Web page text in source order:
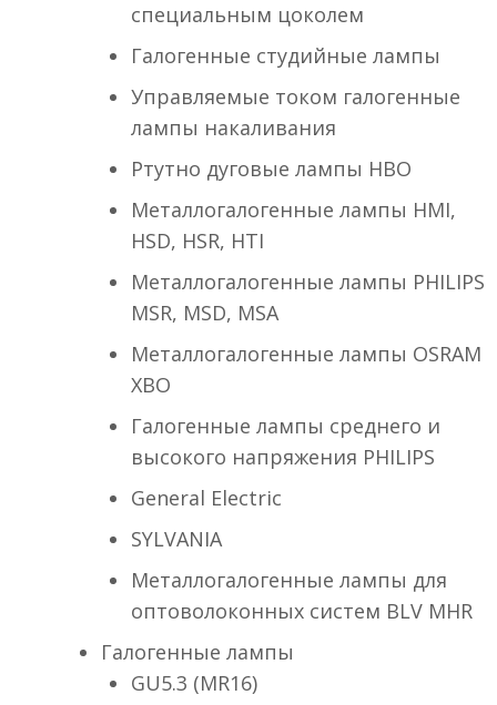
специальным цоколем
Галогенные студийные лампы
Управляемые током галогенные
лампы накаливания
Ртутно дуговые лампы HBO
Металлогалогенные лампы HMI,
HSD, HSR, HTI
Металлогалогенные лампы PHILIPS
MSR, MSD, MSA
Металлогалогенные лампы OSRAM
XBO
Галогенные лампы среднего и
высокого напряжения PHILIPS
General Electric
SYLVANIA
Металлогалогенные лампы для
оптоволоконных систем BLV MHR
Галогенные лампы
GU5.3 (MR16)